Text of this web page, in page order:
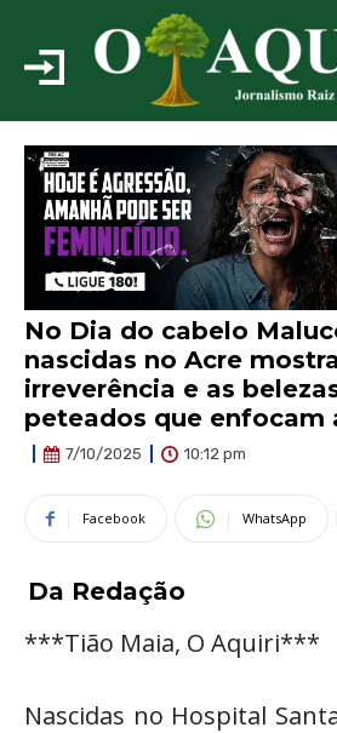
No Dia do cabelo
nascidas no Acre
irreverência e as
peteados que enfocam
7/10/2025 10:12 pm
Facebook WhatsApp
Da Redação
***Tião Maia, O Aquiri***
Nascidas no Hospital